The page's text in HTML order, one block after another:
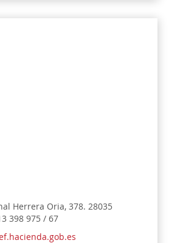
Herrera Oria, 378. 28035
398 975 / 67